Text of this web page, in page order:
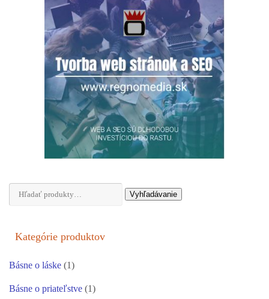
Hľadať: Vyhľadávanie
Kategórie produktov
Básne o láske (1)
Básne o priateľstve (1)